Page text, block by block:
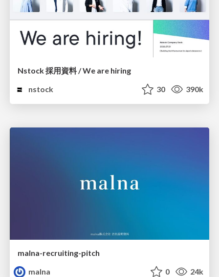
Nstock 採用資料 / We are hiring
nstock
30 390k
malna-recruiting-pitch
malna
0 24k